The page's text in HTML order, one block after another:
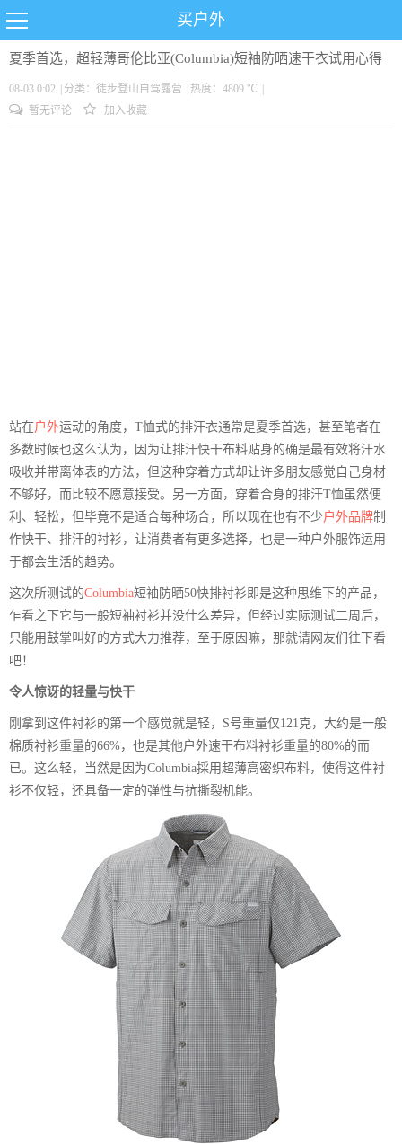
买户外
夏季首选，超轻薄哥伦比亚(Columbia)短袖防晒速干衣试用心得
08-03 0:02 分类： 徒步登山 自驾露营 热度：4809 ℃
暂无评论
加入收藏
站在户外运动的角度，T恤式的排汗衣通常是夏季首选，甚至笔者在
多数时候也这么认为，因为让排汗快干布料贴身的确是最有效将汗水
吸收并带离体表的方法，但这种穿着方式却让许多朋友感觉自己身材
不够好，而比较不愿意接受。另一方面，穿着合身的排汗T恤虽然便
利、轻松，但毕竟不是适合每种场合，所以现在也有不少户外品牌制
作快干、排汗的衬衫，让消费者有更多选择，也是一种户外服饰运用
于都会生活的趋势。
这次所测试的Columbia短袖防晒50快排衬衫即是这种思维下的产品，
乍看之下它与一般短袖衬衫并没什么差异，但经过实际测试二周后，
只能用鼓掌叫好的方式大力推荐，至于原因嘛，那就请网友们往下看
吧！
令人惊讶的轻量与快干
刚拿到这件衬衫的第一个感觉就是轻，S号重量仅121克，大约是一般
棉质衬衫重量的66%，也是其他户外速干布料衬衫重量的80%的而
已。这么轻，当然是因为Columbia採用超薄高密织布料，使得这件衬
衫不仅轻，还具备一定的弹性与抗撕裂机能。